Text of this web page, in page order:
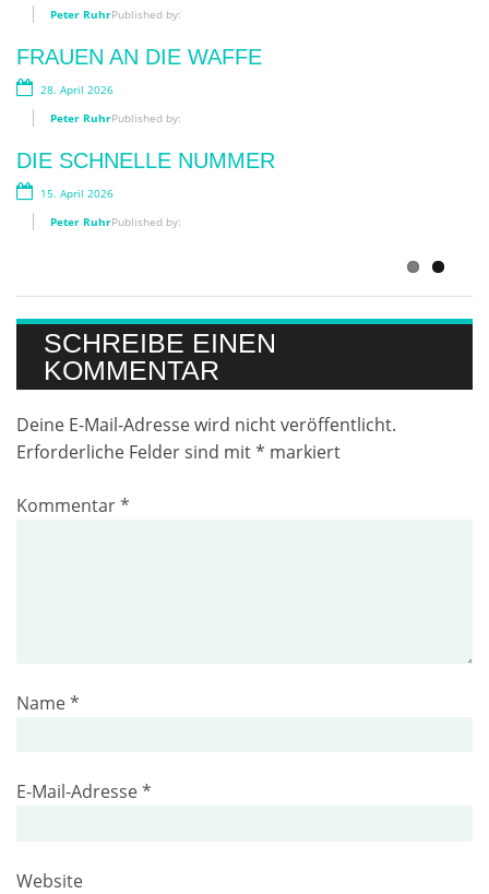
LESEN IM SCHATTEN
WIRKLICH WICHTIG?
Published by:
Peter Ruhr
FRAUEN AN DIE WAFFE
28. April 2026
Published by:
Peter Ruhr
DIE SCHNELLE NUMMER
15. April 2026
Published by:
Peter Ruhr
SCHREIBE EINEN
KOMMENTAR
Deine E-Mail-Adresse wird nicht veröffentlicht.
Erforderliche Felder sind mit* markiert
Kommentar*
Name*
E-Mail-Adresse*
Website